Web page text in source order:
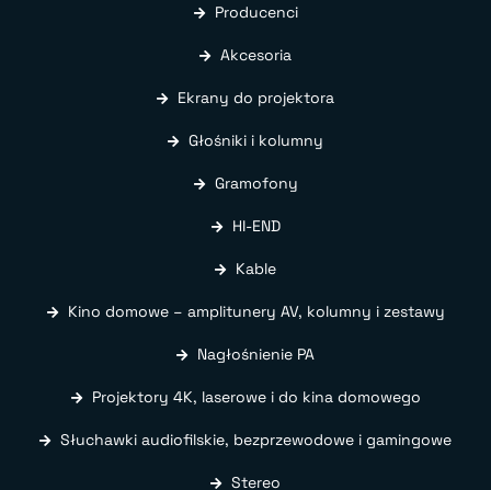
Producenci
Akcesoria
Ekrany do projektora
Głośniki i kolumny
Gramofony
HI-END
Kable
Kino domowe – amplitunery AV, kolumny i zestawy
Nagłośnienie PA
Projektory 4K, laserowe i do kina domowego
Słuchawki audiofilskie, bezprzewodowe i gamingowe
Stereo